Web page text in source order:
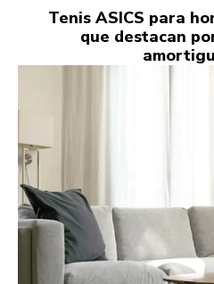
Tenis ASICS para
que destacan